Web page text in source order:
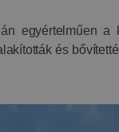
egyértelműen a
és